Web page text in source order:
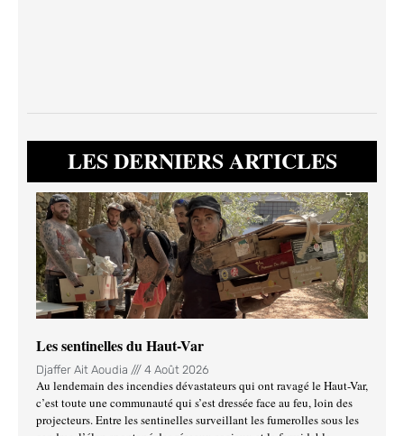
LES DERNIERS ARTICLES
Les sentinelles du Haut-Var
Djaffer Ait Aoudia 4 Août 2026
Au lendemain des incendies dévastateurs qui ont ravagé le Haut-Var,
c’est toute une communauté qui s’est dressée face au feu, loin des
projecteurs. Entre les sentinelles surveillant les fumerolles sous les